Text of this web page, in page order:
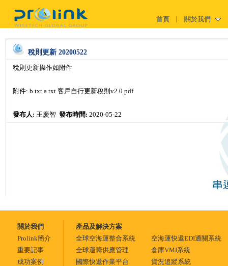
關於我們
首頁
稅則更新 20200522
稅則更新操作如附件
附件: b.txt a.txt 客戶自行更新稅則v2.0.pdf
發布人: 王慶智 發布時間: 2020-05-22
關於我們
Prolink簡介
重要記事
成功案例
產品及解決方案
全球空海運整合系統
空海運快遞EDI通關系統
全球運籌供應管理
倉庫VMI系統
國際快遞作業平台
貨況追蹤系統